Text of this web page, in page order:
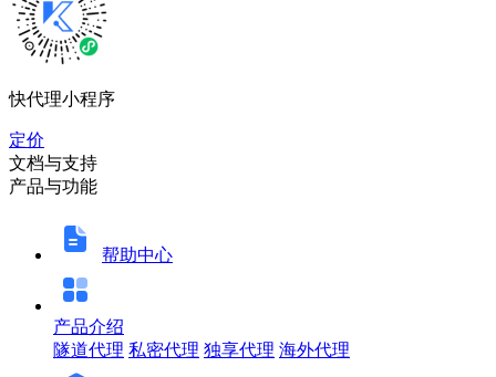
快代理小程序
定价
文档与支持
产品与功能
帮助中心
产品介绍
隧道代理 私密代理 独享代理 海外代理